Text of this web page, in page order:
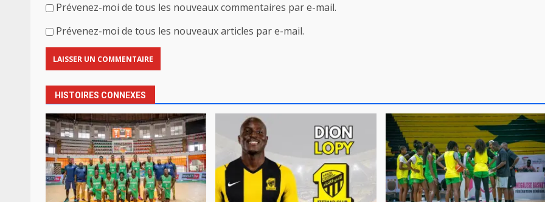
Prévenez-moi de tous les nouveaux commentaires par e-mail.
Prévenez-moi de tous les nouveaux articles par e-mail.
HISTOIRES CONNEXES